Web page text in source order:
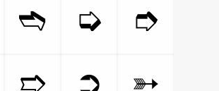
➬ ➭
➮
➱ ➲
➳